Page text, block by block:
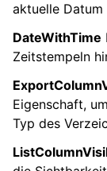
aktuelle Datum
DateWithTime
Zeitstempeln
Eigenschaft,
Typ des